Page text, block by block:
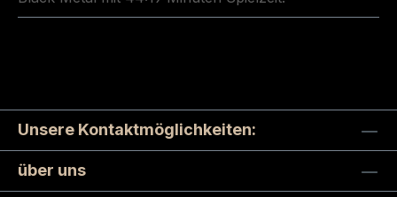
Unsere Kontaktmöglichkeiten:
über uns